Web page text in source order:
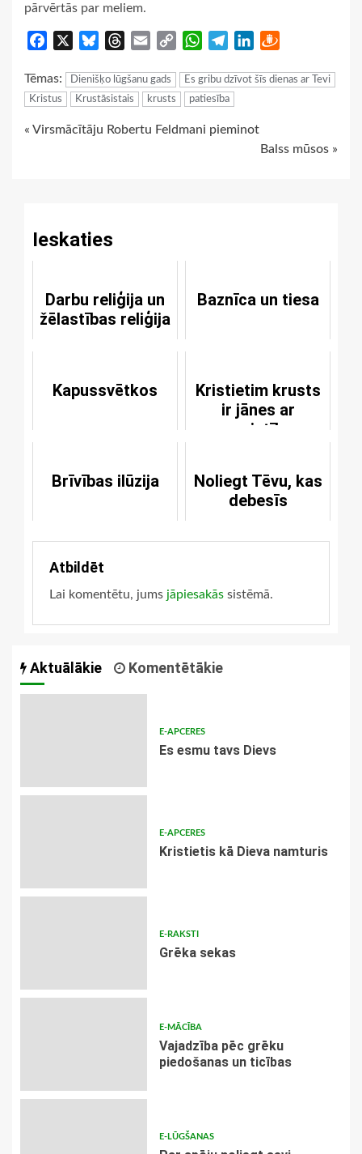
pārvērtās par meliem.
Facebook BlueskyThreads
Email
Copy
WhatsApp
TelegramLinkedIn
Tēmas: Dienišķo lūgšanu gads
Es gribu dzīvot šīs dienas ar Tevi
Kristus
Krustāsistais krusts patiesība
Continue
« Virsmācītāju Robertu Feldmani pieminot
Balss mūsos »
Ieskaties
Darbu reliģija un
žēlastības reliģija
Baznīca un tiesa
Kapussvētkos
Kristietim krusts
ir jānes ar
pacietību
Brīvības ilūzija
Noliegt Tēvu, kas
debesīs
Atbildēt
Lai komentētu, jums jāpiesakās sistēmā.
Aktuālākie Komentētākie
E-APCERES
Es esmu tavs Dievs
E-APCERES
Kristietis kā Dieva namturis
E-RAKSTI
Grēka sekas
E-MĀCĪBA
Vajadzība pēc grēku
piedošanas un ticības
E-LŪGŠANAS